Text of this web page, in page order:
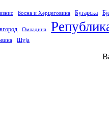
Босна и Херцеговина Бугарска
Омладина
Шуја